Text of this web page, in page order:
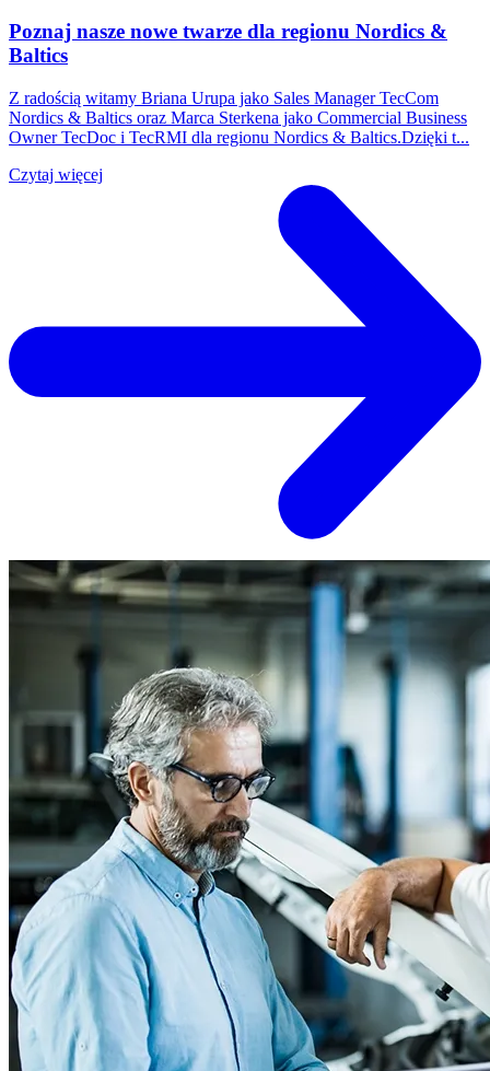
Poznaj nasze nowe twarze dla regionu Nordics &
Baltics
Z radością witamy Briana Urupa jako Sales Manager TecCom
Nordics & Baltics oraz Marca Sterkena jako Commercial Business
Owner TecDoc i TecRMI dla regionu Nordics & Baltics.Dzięki t...
Czytaj więcej